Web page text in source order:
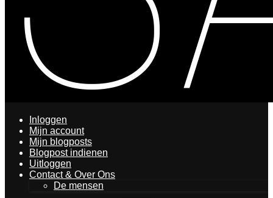
Inloggen
Mijn account
Mijn blogposts
Blogpost indienen
Uitloggen
Contact & Over Ons
De mensen